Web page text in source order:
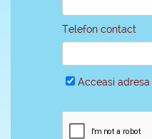
Telefon contact
Acceasi adresa